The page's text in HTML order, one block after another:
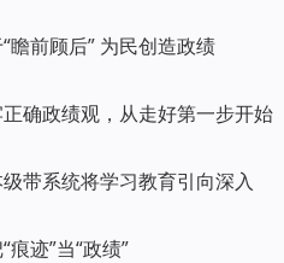
瞻前顾后” 为民创造政绩
确政绩观，从走好第一步开始
带系统将学习教育引向深入
痕迹”当“政绩”